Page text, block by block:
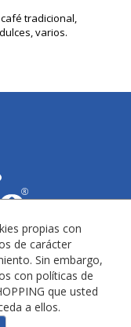
tradicional,
varios.
2026-08-08
propias con
de carácter
Sin embargo,
con políticas de
que usted
a ellos.